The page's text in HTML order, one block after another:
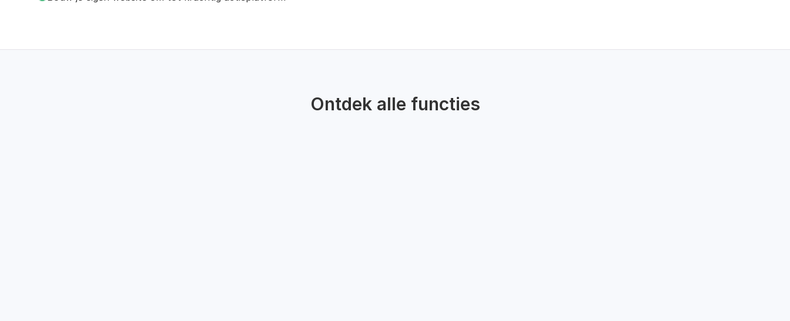
Ontdek alle functies